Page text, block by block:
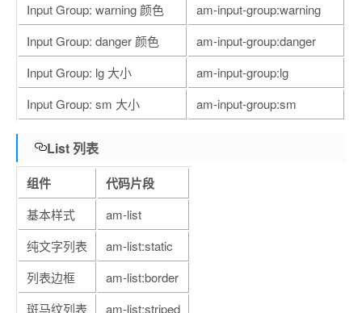
Input Group: warning 颜色
am-input-group:warning
Input Group: danger 颜色
am-input-group:danger
Input Group: lg 大小
am-input-group:lg
Input Group: sm 大小
am-input-group:sm
List 列表
组件 代码片段
基本样式
am-list
纯文字列表
am-list:static
列表边框
am-list:border
斑马纹列表
am-list:striped